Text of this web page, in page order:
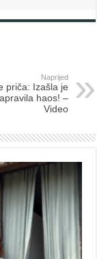
Naprijed
priča: Izašla je
haos! –
Video